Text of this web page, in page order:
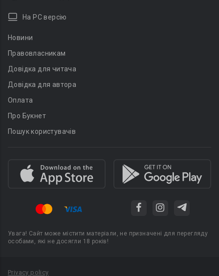
На PC версію
Новини
Правовласникам
Довідка для читача
Довідка для автора
Оплата
Про Букнет
Пошук користувачів
Увага! Сайт може містити матеріали, не призначені для перегляду
особами, які не досягли 18 років!
Privacy policy